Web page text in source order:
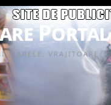
VRAJITOARE